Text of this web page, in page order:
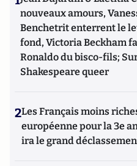
nouveaux amours,
Benchetrit enterrent le
fond, Victoria Beckham
Ronaldo du bisco-fils;
Shakespeare queer
2Les Français moins
européenne pour la 3e
ira le grand